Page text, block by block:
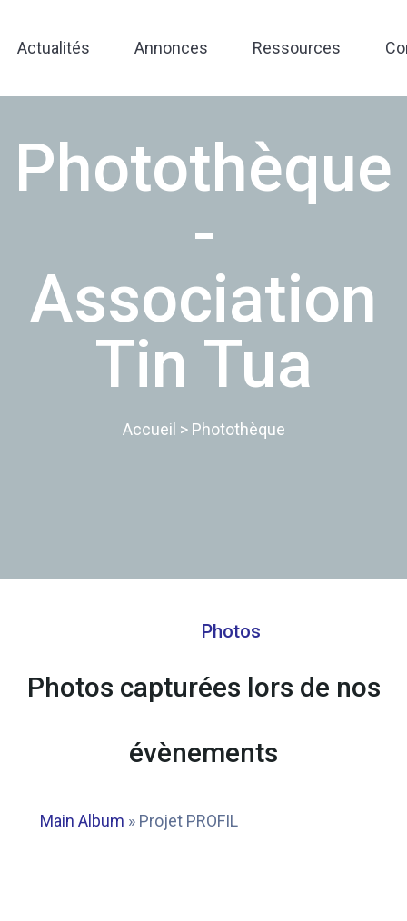
Actualités Annonces Ressources
Photothèque
-
Association
Tin Tua
Accueil > Photothèque
Photos
Photos capturées lors de nos
évènements
Main Album » Projet PROFIL